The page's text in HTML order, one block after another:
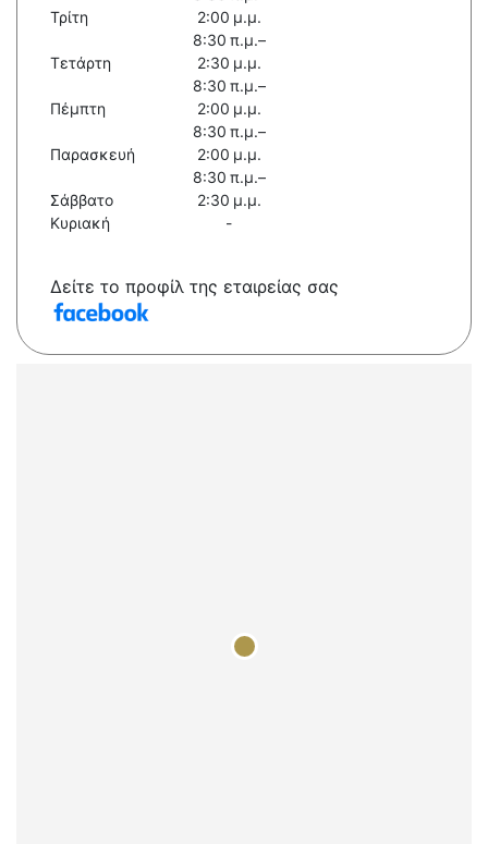
Τρίτη
2:00 μ.μ.
Τετάρτη
8:30 π.μ.–
2:30 μ.μ.
Πέμπτη
8:30 π.μ.–
2:00 μ.μ.
Παρασκευή
8:30 π.μ.–
2:00 μ.μ.
Σάββατο
8:30 π.μ.–
2:30 μ.μ.
Κυριακή
-
Δείτε το προφίλ της εταιρείας σας